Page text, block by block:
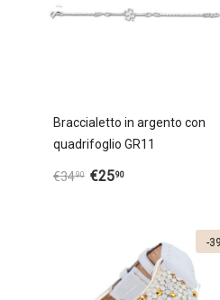
Braccialetto in argento con
quadrifoglio GR11
€3490 €2590
-